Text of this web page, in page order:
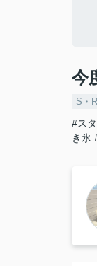
今
S・
#ス
き氷